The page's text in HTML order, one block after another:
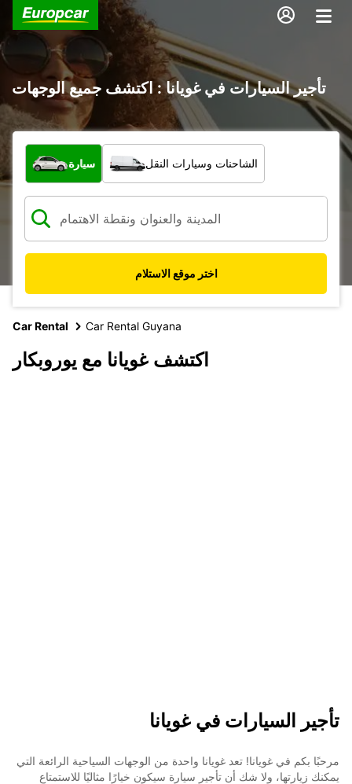
تأجير السيارات في غويانا : اكتشف جميع الوجهات
ما نوع المركبة؟
سيارة الشاحنات وسيارات النقل
اختر موقع الاستلام
Car Rental Car Rental Guyana
اكتشف غويانا مع يوروبكار
تأجير السيارات في غويانا
مرحبًا بكم في غويانا! تعد غويانا واحدة من الوجهات السياحية الرائعة التي
يمكنك زيارتها، ولا شك أن تأجير سيارة سيكون خيارًا مثاليًا للاستمتاع